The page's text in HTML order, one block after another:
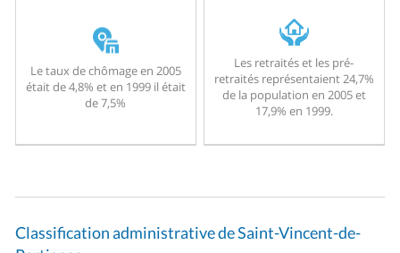
Le taux de chômage en 2005
était de 4,8% et en 1999 il était
de 7,5%
Les retraités et les pré-
retraités représentaient 24,7%
de la population en 2005 et
17,9% en 1999.
Classification administrative de Saint-Vincent-de-